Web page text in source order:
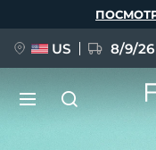
US 8/9/26